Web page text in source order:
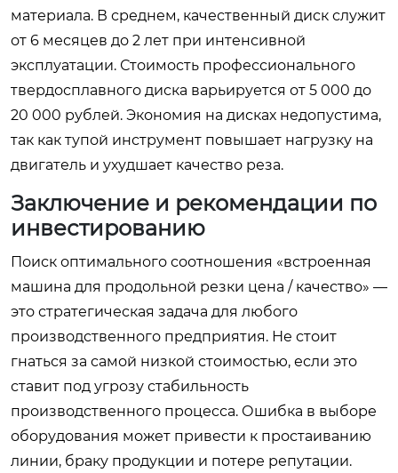
материала. В среднем, качественный диск служит
от 6 месяцев до 2 лет при интенсивной
эксплуатации. Стоимость профессионального
твердосплавного диска варьируется от 5 000 до
20 000 рублей. Экономия на дисках недопустима,
так как тупой инструмент повышает нагрузку на
двигатель и ухудшает качество реза.
Заключение и рекомендации по
инвестированию
Поиск оптимального соотношения «встроенная
машина для продольной резки цена / качество» —
это стратегическая задача для любого
производственного предприятия. Не стоит
гнаться за самой низкой стоимостью, если это
ставит под угрозу стабильность
производственного процесса. Ошибка в выборе
оборудования может привести к простаиванию
линии, браку продукции и потере репутации.